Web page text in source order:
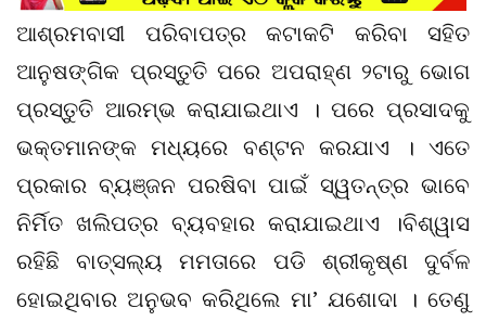
ଆଶ୍ରମବାସୀ ପରିବାପତ୍ର କଟାକଟି କରିବା ସହିତ
ଆନୁଷଙ୍ଗିକ ପ୍ରସ୍ତୁତି ପରେ ଅପରାହ୍ଣ ୨ଟାରୁ ଭୋଗ
ପ୍ରସ୍ତୁତି ଆରମ୍ଭ କରାଯାଇଥାଏ । ପରେ ପ୍ରସାଦକୁ
ଭକ୍ତମାନଙ୍କ ମଧ୍ୟରେ ବଣ୍ଟନ କରଯାଏ । ଏତେ
ପ୍ରକାର ବ୍ୟଞ୍ଜନ ପରଷିବା ପାଇଁ ସ୍ୱତନ୍ତ୍ର ଭାବେ
ନିର୍ମିତ ଖଲିପତ୍ର ବ୍ୟବହାର କରାଯାଇଥାଏ ।ବିଶ୍ୱାସ
ରହିଛି ବାତ୍ସଲ୍ୟ ମମତାରେ ପଡି ଶ୍ରୀକୃଷ୍ଣ ଦୁର୍ବଳ
ହୋଇଥିବାର ଅନୁଭବ କରିଥିଲେ ମା’ ଯଶୋଦା । ତେଣୁ